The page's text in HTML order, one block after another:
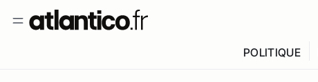
POLITIQUE